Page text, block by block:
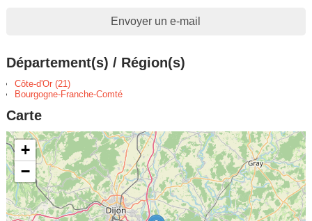
Envoyer un e-mail
Département(s) / Région(s)
Côte-d'Or (21)
Bourgogne-Franche-Comté
Carte
+
−